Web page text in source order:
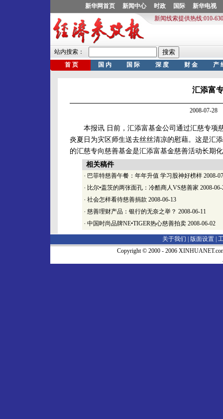
汇添富
2008-07-28
本报讯 日前，汇添富基金公司通过汇慈专项
炎夏日为灾区师生送去丝丝清凉的慰藉。这是汇
的汇慈专向慈善基金是汇添富基金慈善活动长期
相关稿件
· 巴菲特慈善午餐：年年升值 学习股神好榜样 2008-
· 比尔•盖茨的两张面孔：冷酷商人VS慈善家 2008-06-
· 社会怎样看待慈善捐款 2008-06-13
· 慈善理财产品：银行的无奈之举？ 2008-06-11
· 中国时尚品牌NE•TIGER热心慈善拍卖 2008-06-02
关于我们 | 版面设置
Copyright © 2000 - 2006